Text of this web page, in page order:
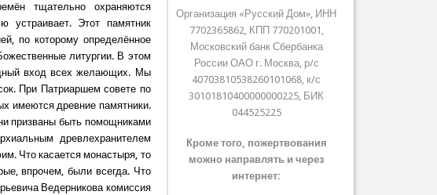
тщательно охраняются
устраивает. Этот памятник
по которому определённое
литургии. В этом
вход всех желающих. Мы
При Патриаршем совете по
имеются древние памятники.
призваны быть помощниками
древлехранителем
Что касается монастыря, то
впрочем, были всегда. Что
Ведерникова комиссия
Организация «Русский Дом», ИНН
7702365862, КПП 770201001,
Московский банк Сбербанка
России ОАО г. Москва, р/с
40703810538260101068, к/с
30101810400000000225, БИК
044525225
Кроме того, пожертвования
можно направлять и через
интернет: